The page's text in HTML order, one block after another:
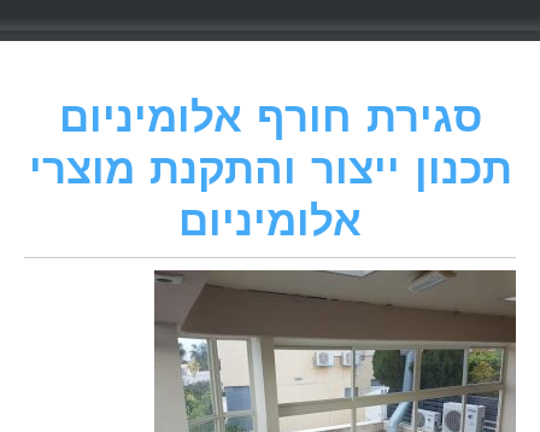
סגירת חורף אלומיניום
תכנון ייצור והתקנת מוצרי
אלומיניום